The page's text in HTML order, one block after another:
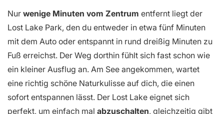
Nur wenige Minuten vom Zentrum entfernt liegt der
Lost Lake Park, den du entweder in etwa fünf Minuten
mit dem Auto oder entspannt in rund dreißig Minuten zu
Fuß erreichst. Der Weg dorthin fühlt sich fast schon wie
ein kleiner Ausflug an. Am See angekommen, wartet
eine richtig schöne Naturkulisse auf dich, die einen
sofort entspannen lässt. Der Lost Lake eignet sich
perfekt, um einfach mal abzuschalten, gleichzeitig gibt